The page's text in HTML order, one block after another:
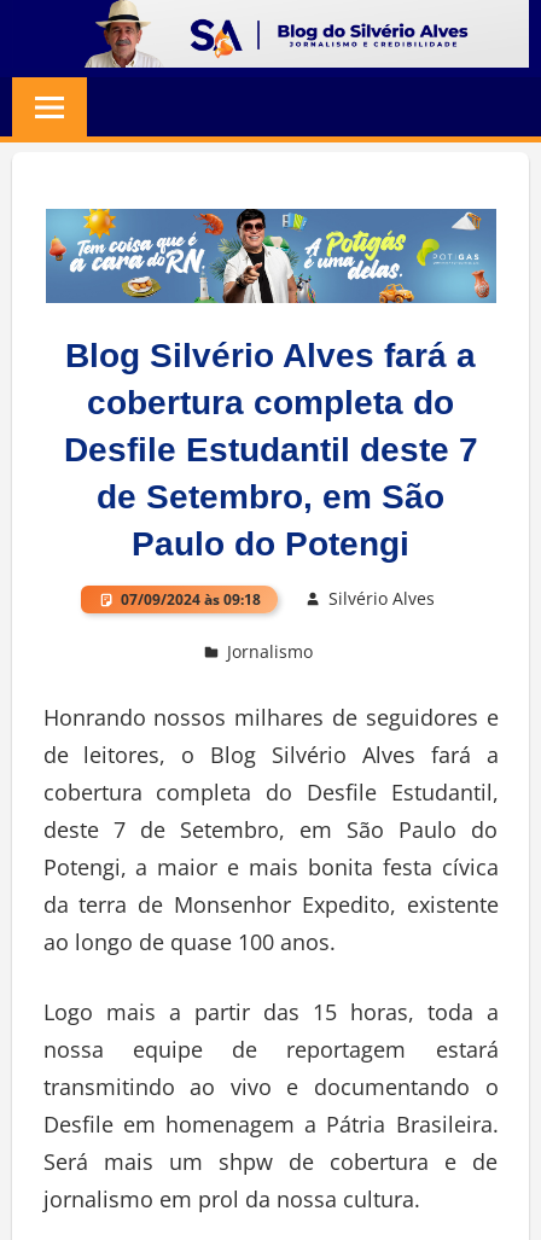
content
SILVERIO
ALVES
Jornalismo
Credibilidade
Blog Silvério Alves fará a
cobertura completa do
Desfile Estudantil deste 7
de Setembro, em São
Paulo do Potengi
07/09/2024 às 09:18 Silvério Alves
Jornalismo
Honrando nossos milhares de seguidores e
de leitores, o Blog Silvério Alves fará a
cobertura completa do Desfile Estudantil,
deste 7 de Setembro, em São Paulo do
Potengi, a maior e mais bonita festa cívica
da terra de Monsenhor Expedito, existente
ao longo de quase 100 anos.
Logo mais a partir das 15 horas, toda a
nossa equipe de reportagem estará
transmitindo ao vivo e documentando o
Desfile em homenagem a Pátria Brasileira.
Será mais um shpw de cobertura e de
jornalismo em prol da nossa cultura.